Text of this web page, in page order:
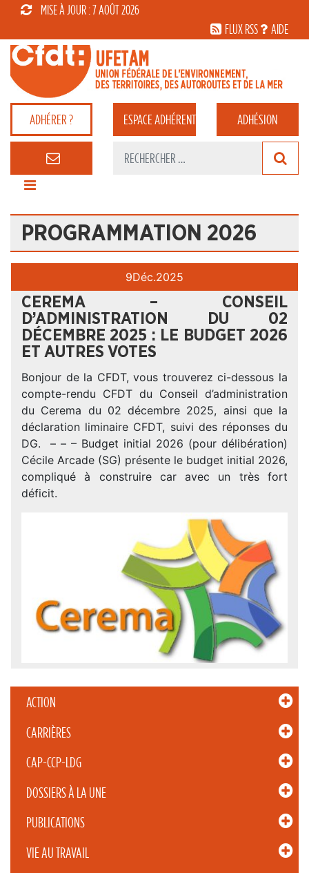
MISE À JOUR : 7 AOÛT 2026
FLUX RSS
AIDE
ADHÉRER ? ESPACEADHÉRENT ADHÉSION
PROGRAMMATION 2026
ACTION
CARRIÈRES
CAP-CCP-LDG
DOSSIERS À LA UNE
PUBLICATIONS
VIE AU TRAVAIL
9Déc.2025
CEREMA – CONSEIL
D’ADMINISTRATION DU 02
DÉCEMBRE 2025 : LE BUDGET 2026
ET AUTRES VOTES
Bonjour de la CFDT, vous trouverez ci-dessous la
compte-rendu CFDT du Conseil d’administration
du Cerema du 02 décembre 2025, ainsi que la
déclaration liminaire CFDT, suivi des réponses du
DG. – – – Budget initial 2026 (pour délibération)
Cécile Arcade (SG) présente le budget initial 2026,
compliqué à construire car avec un très fort
déficit.